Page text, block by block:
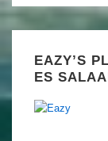
EAZY’S
ES